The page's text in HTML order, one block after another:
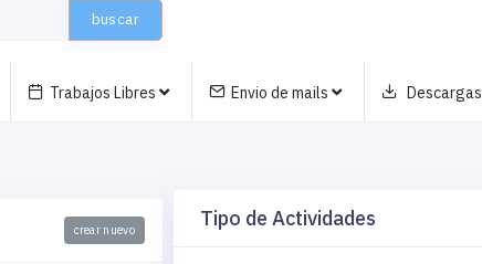
buscar
Trabajos Libres Envio de mails Descargas
crear nuevo Tipo de Actividades